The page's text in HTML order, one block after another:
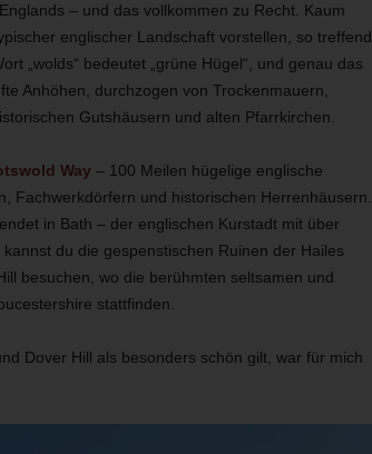
– und das vollkommen zu Recht. Kaum
englischer Landschaft vorstellen, so treffend
„wolds“ bedeutet „grüne Hügel“, und genau das
Anhöhen, durchzogen von Trockenmauern,
Gutshäusern und alten Pfarrkirchen.
Way – 100 Meilen hügelige englische
Fachwerkdörfern und historischen Herrenhäusern.
in Bath – der englischen Kurstadt mit über
du die gespenstischen Ruinen der Hailes
besuchen, wo die berühmten seltsamen und
stattfinden.
Dover Hill als besonders schön gilt, war für mich